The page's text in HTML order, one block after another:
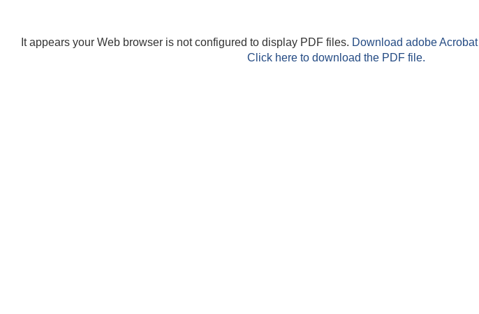
It appears your Web browser is not configured to display PDF files. Download adobe Acrobat
Click here to download the PDF file.